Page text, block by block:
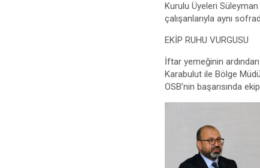
Kurulu Üyeleri
çalışanlarıyla aynı
EKİP RUHU VURGUSU
İftar yemeğinin
Karabulut ile Bölge
OSB’nin başarısında